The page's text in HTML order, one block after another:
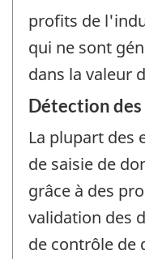
profits de
qui ne sont
dans la valeur
Détection
La plupart des
de saisie de
grâce à des
validation des
de contrôle de